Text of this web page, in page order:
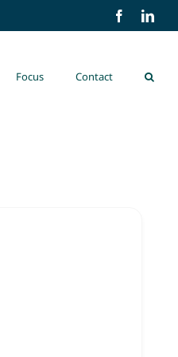
Facebook
Focus Contact